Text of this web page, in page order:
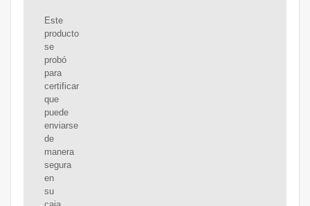
Este
producto
se
probó
para
certificar
que
puede
enviarse
de
manera
segura
en
su